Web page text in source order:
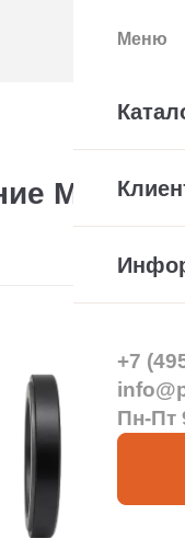
MG12
Меню
+7
Пн-Пт